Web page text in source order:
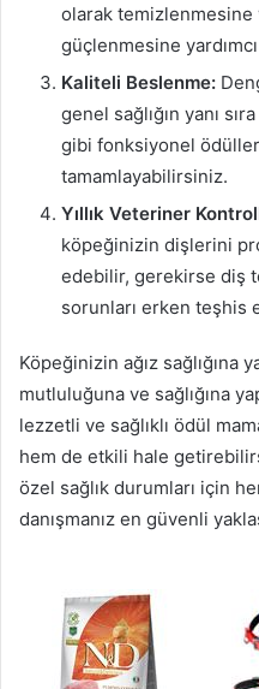
olarak temizlenmesine
güçlenmesine
Kaliteli Beslenme:
genel sağlığın yanı
gibi fonksiyonel
tamamlayabilirsiniz.
Yıllık Veteriner
köpeğinizin dişlerini
edebilir, gerekirse diş
sorunları erken teşhis
Köpeğinizin ağız sağlığına
mutluluğuna ve sağlığına
lezzetli ve sağlıklı ödül
hem de etkili hale
özel sağlık durumları için
danışmanız en güvenli